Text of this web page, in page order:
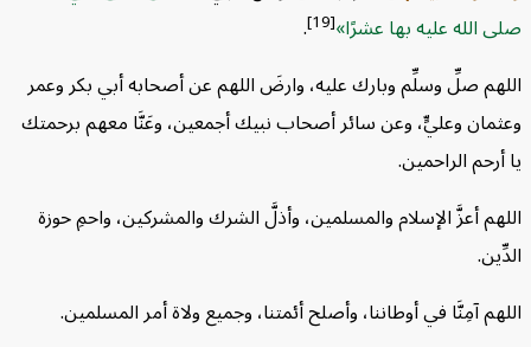
عليه بها عشرًا [19]
.
صلِّ وسلِّم وبارك عليه، وارضَ اللهم عن أصحابه أبي بكر وعمر
وعليٍّ، وعن سائر أصحاب نبيك أجمعين، وعَنَّا معهم برحمتك
الراحمين.
أعزَّ الإسلام والمسلمين، وأذلَّ الشرك والمشركين، واحمِ حوزة
آمِنَّا في أوطاننا، وأصلح أئمتنا، وجميع ولاة أمر المسلمين.